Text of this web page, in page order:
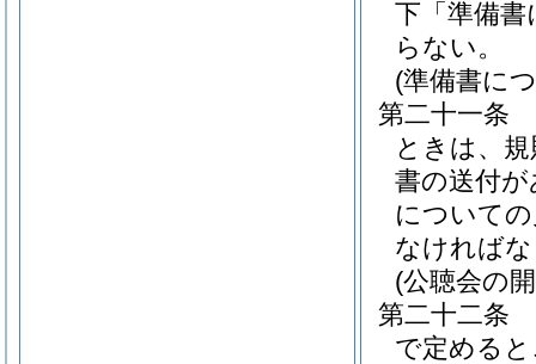
下「準備
らない。
(準備書に
第二十一条
ときは、
書の送付
について
なければ
(公聴会の
第二十二条
で定める